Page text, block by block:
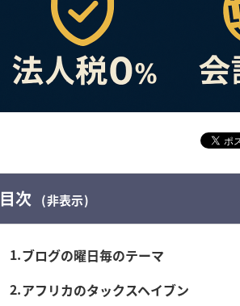
目次 非表示
1 ブログの曜日毎のテーマ
2 アフリカのタックスヘイブン